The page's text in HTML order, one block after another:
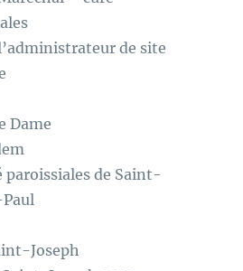
de site
Dame
de Saint-
Joseph